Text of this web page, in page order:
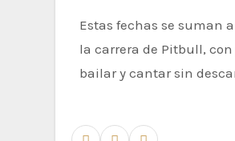
Estas fechas se suman
la carrera de Pitbull,
bailar y cantar sin